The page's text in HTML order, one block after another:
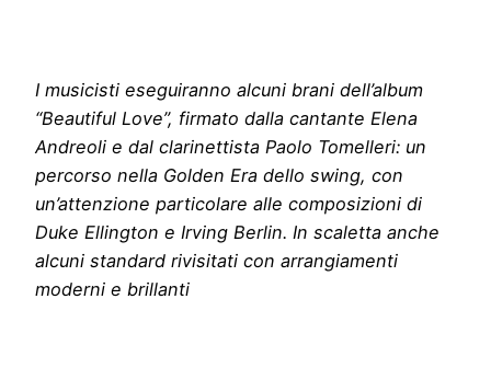
I musicisti eseguiranno alcuni brani dell’album
“Beautiful Love”, firmato dalla cantante Elena
Andreoli e dal clarinettista Paolo Tomelleri: un
percorso nella Golden Era dello swing, con
un’attenzione particolare alle composizioni di
Duke Ellington e Irving Berlin. In scaletta anche
alcuni standard rivisitati con arrangiamenti
moderni e brillanti